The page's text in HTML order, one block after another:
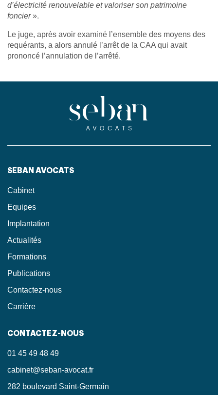
d’électricité renouvelable et valoriser son patrimoine
foncier».
Le juge, après avoir examiné l’ensemble des moyens des
requérants, a alors annulé l’arrêt de la CAA qui avait
prononcé l’annulation de l’arrêté.
SEBAN AVOCATS
Cabinet
Equipes
Implantation
Actualités
Formations
Publications
Contactez-nous
Carrière
CONTACTEZ-NOUS
01 45 49 48 49
cabinet@seban-avocat.fr
282 boulevard Saint-Germain